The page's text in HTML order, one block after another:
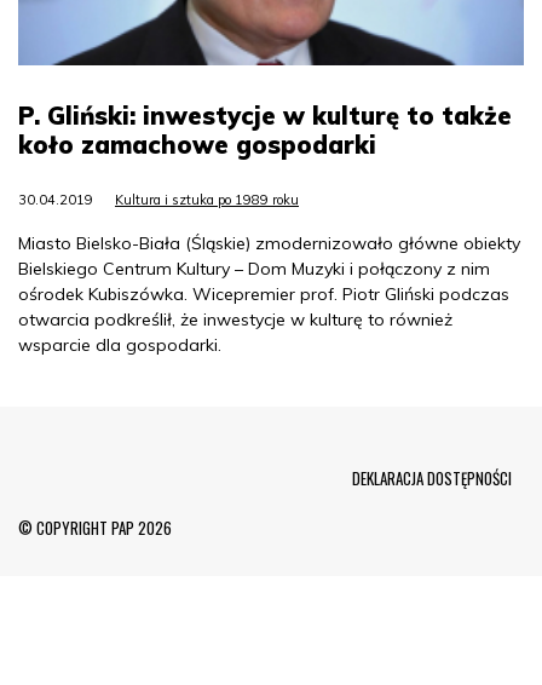
P. Gliński: inwestycje w kulturę to także
koło zamachowe gospodarki
30.04.2019 Kultura i sztuka po 1989 roku
Miasto Bielsko-Biała (Śląskie) zmodernizowało główne obiekty
Bielskiego Centrum Kultury – Dom Muzyki i połączony z nim
ośrodek Kubiszówka. Wicepremier prof. Piotr Gliński podczas
otwarcia podkreślił, że inwestycje w kulturę to również
wsparcie dla gospodarki.
© COPYRIGHT PAP 2026
DEKLARACJA DOSTĘPNOŚCI